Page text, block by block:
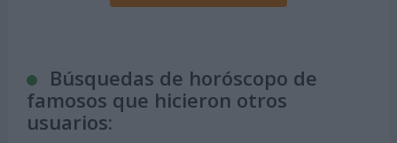
Búsquedas de horóscopo de
famosos que hicieron otros
usuarios: